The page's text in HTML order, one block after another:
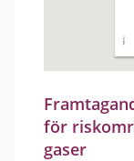
för
gaser